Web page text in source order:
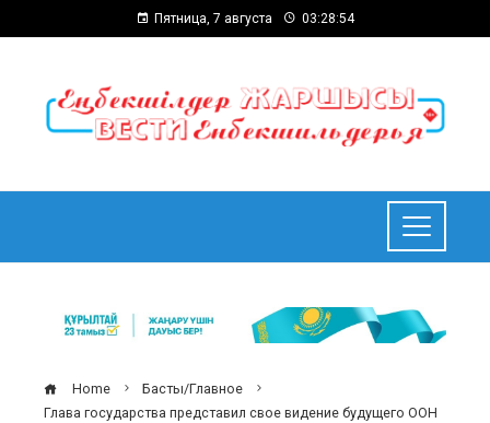
Пятница, 7 августа 03:28:54
Home
Басты/Главное
Глава государства представил свое видение будущего ООН